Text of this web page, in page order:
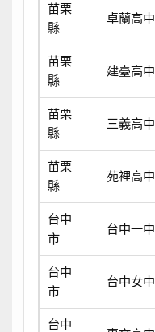
苗栗
縣
卓蘭高中
苗栗
縣
建臺高中
苗栗
縣
三義高中
苗栗
縣
苑裡高中
台中
市
台中一中
台中
市
台中女中
台中